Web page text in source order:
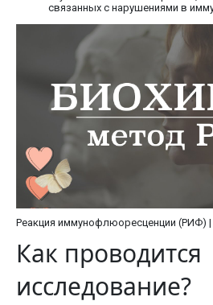
связанных с нарушениями в
Реакция иммунофлюоресценции (РИФ)
Как проводится
исследование?